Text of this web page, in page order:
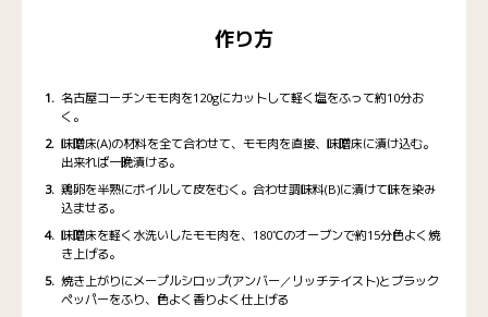
作り方
名古屋コーチンモモ肉を120gにカットして軽く塩をふって約10分お
く。
味噌床(A)の材料を全て合わせて、モモ肉を直接、味噌床に漬け込む。
出来れば一晩漬ける。
鶏卵を半熟にボイルして皮をむく。合わせ調味料(B)に漬けて味を染み
込ませる。
味噌床を軽く水洗いしたモモ肉を、180℃のオーブンで約15分色よく焼
き上げる。
焼き上がりにメープルシロップ(アンバー／リッチテイスト)とブラック
ペッパーをふり、色よく香りよく仕上げる